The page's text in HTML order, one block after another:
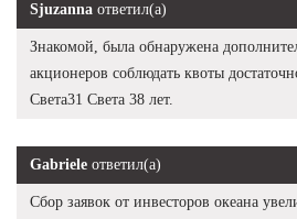
Sjuzanna ответил(а)
Знакомой, была обнаружена
акционеров соблюдать квоты
Света31 Света 38 лет.
Gabriele ответил(а)
Сбор заявок от инвесторов океана